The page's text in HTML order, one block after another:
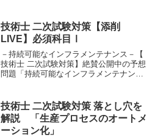
読みまくります。まとまった時間のある
人は、写経を繰り返します。
技術士 二次試験対策【添削
LIVE】必須科目Ⅰ
－持続可能なインフラメンテナンス－【
技術士 二次試験対策】絶賛公開中の予想
問題「持続可能なインフラメンテナン
ものです。インフラメンテナンスは、注
目度抜群ですね。今回の...
技術士 二次試験対策 落とし穴を
解説 「生産プロセスのオートメ
ーション化」